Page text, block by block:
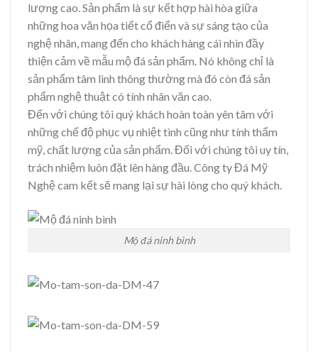
lượng cao. Sản phẩm là sự kết hợp hài hòa giữa
những hoa văn họa tiết cổ điển và sự sáng tạo của
nghệ nhân, mang đến cho khách hàng cái nhìn đầy
thiện cảm về mẫu mộ đá sản phẩm. Nó không chỉ là
sản phẩm tâm linh thông thường mà đó còn đá sản
phẩm nghệ thuật có tính nhân văn cao.
Đến với chúng tôi quý khách hoàn toàn yên tâm với
những chế độ phục vụ nhiệt tình cũng như tính thẩm
mỹ, chất lượng của sản phẩm. Đối với chúng tôi uy tín,
trách nhiệm luôn đặt lên hàng đầu. Công ty Đá Mỹ
Nghệ cam kết sẽ mang lại sự hài lòng cho quý khách.
Mộ đá ninh bình